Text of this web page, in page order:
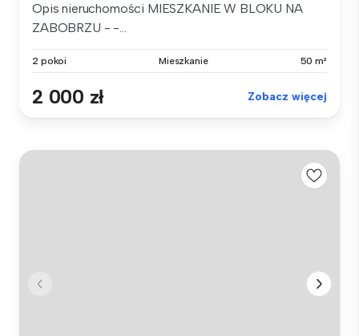
Opis nieruchomości MIESZKANIE W BLOKU NA
ZABOBRZU - -...
2 pokoi Mieszkanie 50 m²
2 000 zł Zobacz więcej